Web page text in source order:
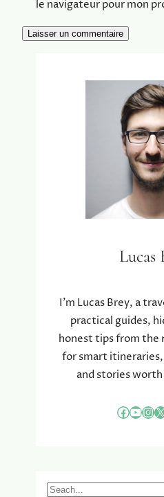
le navigateur pour mon
Lucas
I’m Lucas Brey, a
practical guides,
honest tips from the
for smart
and stories
Facebook YouTube InstagramX
S